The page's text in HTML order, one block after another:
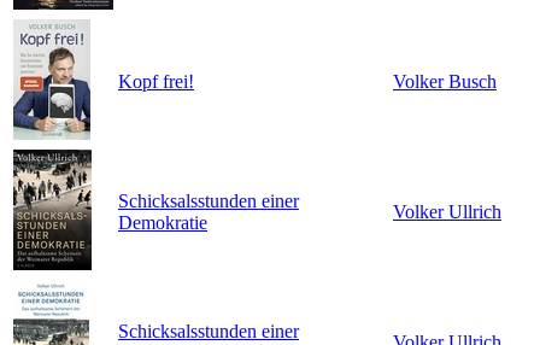
Kopf frei! Volker Busch
Schicksalsstunden einer
Demokratie
Volker Ullrich
Schicksalsstunden einer